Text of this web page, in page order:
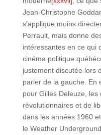
Jean-Christophe
s’applique moins
Perrault, mais donne
intéressantes en ce qui
cinéma politique
justement discutée lors
parler de la gauche. En
pour Gilles Deleuze,
révolutionnaires et de
dans les années 1960
le Weather